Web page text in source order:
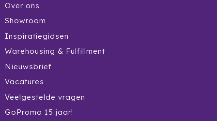
Roly
Røquet
Samsonite
Over ons
Showroom
Inspiratiegidsen
Warehousing & Fulfillment
Nieuwsbrief
Vacatures
Veelgestelde vragen
GoPromo 15 jaar!